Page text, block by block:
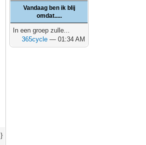
}
Vandaag ben ik blij
omdat.....
In een groep zulle...
365cycle — 01:34 AM